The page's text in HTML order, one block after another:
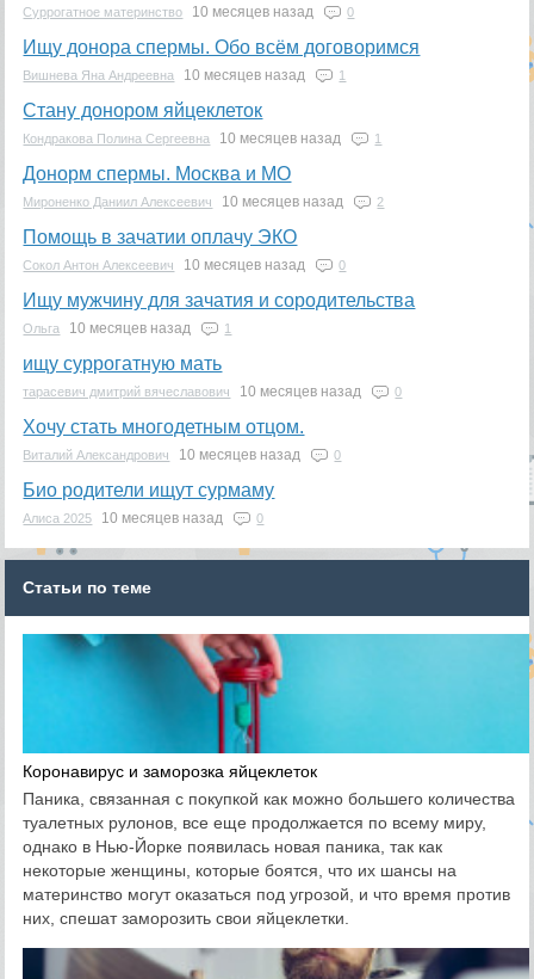
Суррогатное материнство 10 месяцев назад 0
Ищу донора спермы. Обо всём договоримся
Вишнева Яна Андреевна 10 месяцев назад 1
Стану донором яйцеклеток
Кондракова Полина Сергеевна 10 месяцев назад 1
Донорм спермы. Москва и МО
Мироненко Даниил Алексеевич 10 месяцев назад 2
Помощь в зачатии оплачу ЭКО
Сокол Антон Алексеевич 10 месяцев назад 0
Ищу мужчину для зачатия и сородительства
Ольга 10 месяцев назад 1
ищу суррогатную мать
тарасевич дмитрий вячеславович 10 месяцев назад 0
Хочу стать многодетным отцом.
Виталий Александрович 10 месяцев назад 0
Био родители ищут сурмаму
Алиса 2025 10 месяцев назад 0
Статьи по теме
Коронавирус и заморозка яйцеклеток
Паника, связанная с покупкой как можно большего количества
туалетных рулонов, все еще продолжается по всему миру,
однако в Нью-Йорке появилась новая паника, так как
некоторые женщины, которые боятся, что их шансы на
материнство могут оказаться под угрозой, и что время против
них, спешат заморозить свои яйцеклетки.